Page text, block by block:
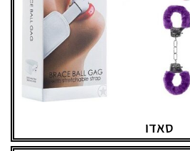
סאדו